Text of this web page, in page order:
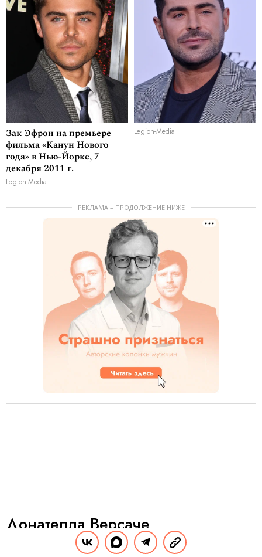
Зак Эфрон на премьере
фильма «Канун Нового
года» в Нью-Йорке, 7
декабря 2011 г.
Legion-Media
Legion-Media
РЕКЛАМА – ПРОДОЛЖЕНИЕ НИЖЕ
Донателла Версаче